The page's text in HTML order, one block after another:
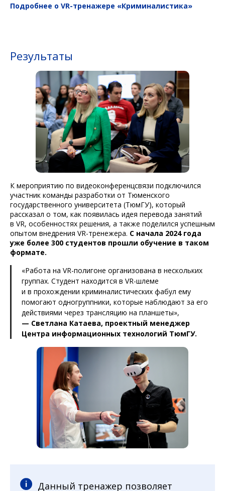
Подробнее о VR-тренажере «Криминалистика»
Результаты
К мероприятию по видеоконференцсвязи подключился
участник команды разработки от Тюменского
государственного университета (ТюмГУ), который
рассказал о том, как появилась идея перевода занятий
в VR, особенностях решения, а также поделился успешным
опытом внедрения VR-тренежера. С начала 2024 года
уже более 300 студентов прошли обучение в таком
формате.
«Работа на VR-полигоне организована в нескольких
группах. Студент находится в VR-шлеме
и в прохождении криминалистических фабул ему
помогают одногруппники, которые наблюдают за его
действиями через трансляцию на планшеты»,
— Светлана Катаева, проектный менеджер
Центра информационных технологий ТюмГУ.
Данный тренажер позволяет